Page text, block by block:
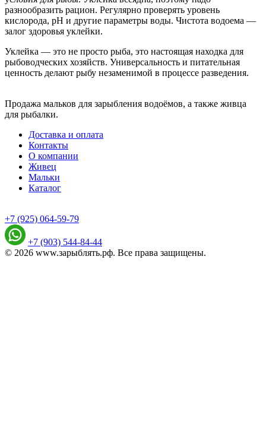
разнообразить рацион. Регулярно проверять уровень
кислорода, pH и другие параметры воды. Чистота водоема —
залог здоровья уклейки.
Уклейка — это не просто рыба, это настоящая находка для
рыбоводческих хозяйств. Универсальность и питательная
ценность делают рыбу незаменимой в процессе разведения.
Продажа мальков для зарыбления водоёмов, а также живца
для рыбалки.
Доставка и оплата
Контакты
О компании
Живец
Мальки
Каталог
+7 (925) 064-59-79
+7 (903) 544-84-44
© 2026 www.зарыблять.рф. Все права защищены.